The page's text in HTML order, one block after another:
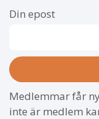
Din epost
Medlemmar får
inte är medlem